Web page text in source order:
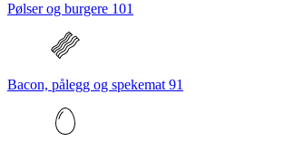
Pølser og burgere 101
Bacon, pålegg og spekemat 91